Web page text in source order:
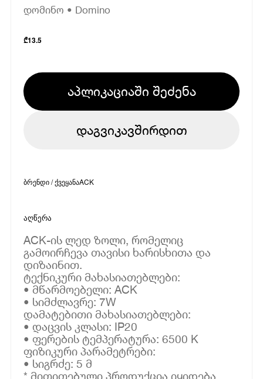
დომინო • Domino
₾13.5
აპლიკაციაში შეძენა
დაგვიკავშირდით
ბრენდი / ქვეყანაACK
აღწერა
ACK-ის ლედ ზოლი, რომელიც
გამოირჩევა თავისი ხარისხითა და
დიზაინით.
ტექნიკური მახასიათებლები:
• მწარმოებელი: ACK
• სიმძლავრე: 7W
დამატებითი მახასიათებლები:
• დაცვის კლასი: IP20
• ფერების ტემპერატურა: 6500 K
ფიზიკური პარამეტრები:
• სიგრძე: 5 მ
* მითითებული პროდუქცია იყიდება